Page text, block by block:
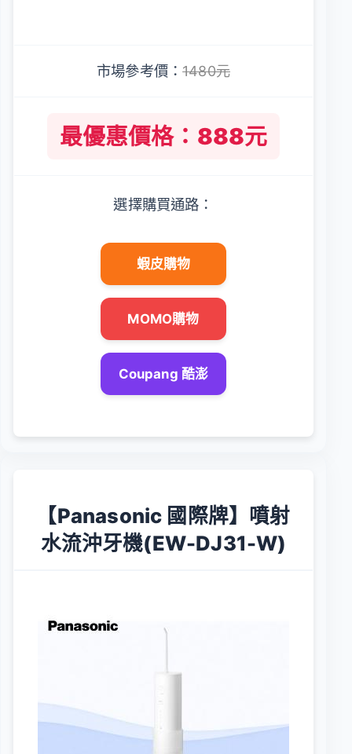
市場參考價：1480元
最優惠價格：888元
選擇購買通路：
蝦皮購物
MOMO購物
Coupang 酷澎
【Panasonic 國際牌】噴射
水流沖牙機(EW-DJ31-W)